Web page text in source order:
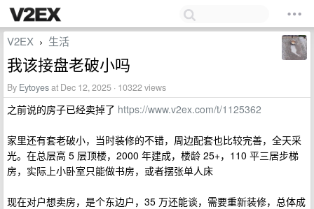
V2EX › 生活
我该接盘老破小吗
By Eytoyesat Dec 12, 2025 · 10322 views
之前说的房子已经卖掉了 https://www.v2ex.com/t/1125362
家里还有套老破小，当时装修的不错，周边配套也比较完善，全天采
光。在总层高 5 层顶楼，2000 年建成，楼龄 25+，110 平三居步梯
房，实际上小卧室只能做书房，或者摆张单人床
现在对户想卖房，是个东边户，35 万还能谈，需要重新装修，总体成